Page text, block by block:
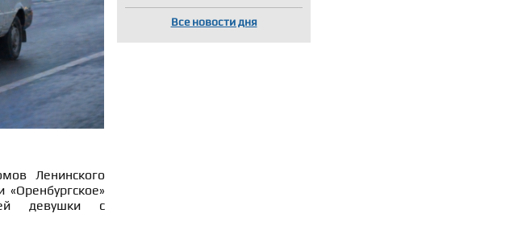
Все новости дня
Ленинского
девушки с